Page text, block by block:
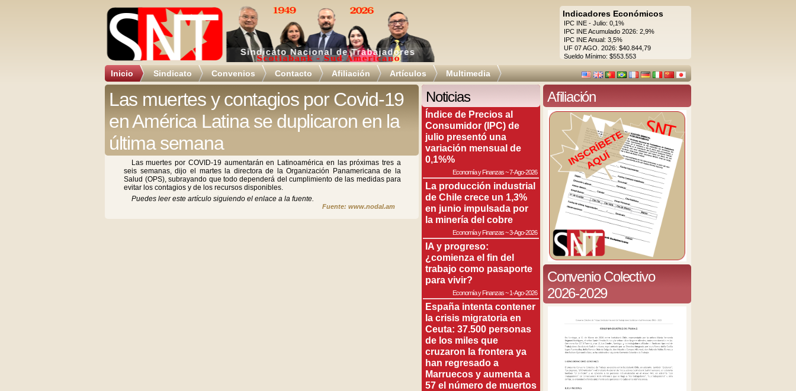
Indicadores Económicos
IPC INE - Julio: 0,1%
IPC INE Acumulado 2026: 2,9%
IPC INE Anual: 3,5%
UF 07 AGO. 2026: $40.844,79
Sueldo Mínimo: $553.553
Inicio Sindicato Convenios Contacto Afiliación Artículos Multimedia
Las muertes y contagios por Covid-19
en América Latina se duplicaron en la
última semana
Las muertes por COVID-19 aumentarán en Latinoamérica en las próximas tres a
seis semanas, dijo el martes la directora de la Organización Panamericana de la
Salud (OPS), subrayando que todo dependerá del cumplimiento de las medidas para
evitar los contagios y de los recursos disponibles.
Puedes leer este artículo siguiendo el enlace a la fuente.
Fuente: www.nodal.am
Noticias
Índice de Precios al
Consumidor (IPC) de
julio presentó una
variación mensual de
0,1%%
Economía y Finanzas~7-Ago-2026
La producción industrial
de Chile crece un 1,3%
en junio impulsada por
la minería del cobre
Economía y Finanzas~3-Ago-2026
IA y progreso:
¿comienza el fin del
trabajo como pasaporte
para vivir?
Economía y Finanzas~1-Ago-2026
España intenta contener
la crisis migratoria en
Ceuta: 37.500 personas
de los miles que
cruzaron la frontera ya
han regresado a
Marruecos y aumenta a
57 el número de muertos
Afiliación
Convenio Colectivo
2026-2029